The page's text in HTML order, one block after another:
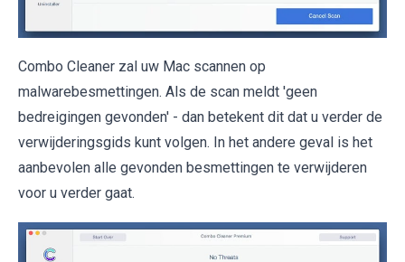
Combo Cleaner zal uw Mac scannen op
malwarebesmettingen. Als de scan meldt 'geen
bedreigingen gevonden' - dan betekent dit dat u verder de
verwijderingsgids kunt volgen. In het andere geval is het
aanbevolen alle gevonden besmettingen te verwijderen
voor u verder gaat.